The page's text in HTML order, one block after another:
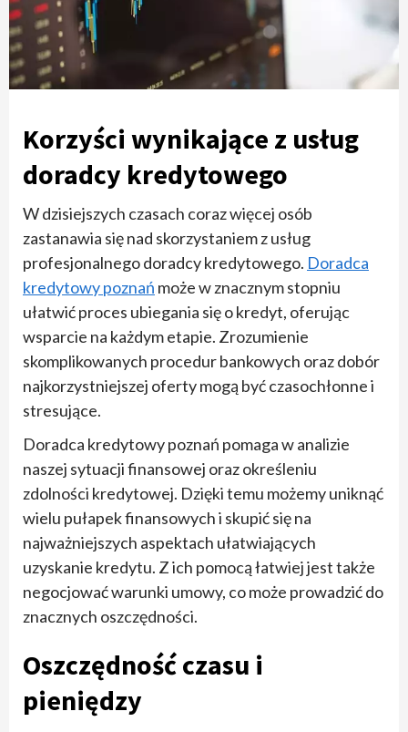
Korzyści wynikające z usług
doradcy kredytowego
W dzisiejszych czasach coraz więcej osób
zastanawia się nad skorzystaniem z usług
profesjonalnego doradcy kredytowego. Doradca
kredytowy poznań może w znacznym stopniu
ułatwić proces ubiegania się o kredyt, oferując
wsparcie na każdym etapie. Zrozumienie
skomplikowanych procedur bankowych oraz dobór
najkorzystniejszej oferty mogą być czasochłonne i
stresujące.
Doradca kredytowy poznań pomaga w analizie
naszej sytuacji finansowej oraz określeniu
zdolności kredytowej. Dzięki temu możemy uniknąć
wielu pułapek finansowych i skupić się na
najważniejszych aspektach ułatwiających
uzyskanie kredytu. Z ich pomocą łatwiej jest także
negocjować warunki umowy, co może prowadzić do
znacznych oszczędności.
Oszczędność czasu i
pieniędzy